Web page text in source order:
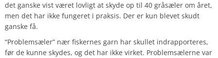
det ganske vist været lovligt at skyde op til 40 gråsæler om året,
men det har ikke fungeret i praksis. Der er kun blevet skudt
ganske få.
“Problemsæler” nær fiskernes garn har skullet indrapporteres,
før de kunne skydes, og det har ikke virket. Problemsælerne var